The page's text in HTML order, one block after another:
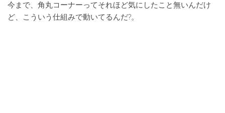
今まで、角丸コーナーってそれほど気にしたこと無いんだけ
ど、こういう仕組みで動いてるんだ?。